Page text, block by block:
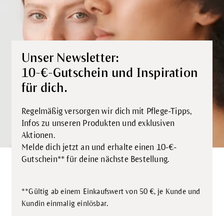
Unser Newsletter:
10-€-Gutschein und Inspiration
für dich.
Regelmäßig versorgen wir dich mit Pflege-Tipps,
Infos zu unseren Produkten und exklusiven
Aktionen.
Melde dich jetzt an und erhalte einen 10-€-
Gutschein** für deine nächste Bestellung.
**Gültig ab einem Einkaufswert von 50 €, je Kunde und
Kundin einmalig einlösbar.